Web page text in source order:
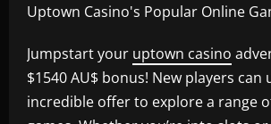
Uptown Casino's Popular Online
Jumpstart your uptown casino
$1540 AU$ bonus! New players can
incredible offer to explore a range